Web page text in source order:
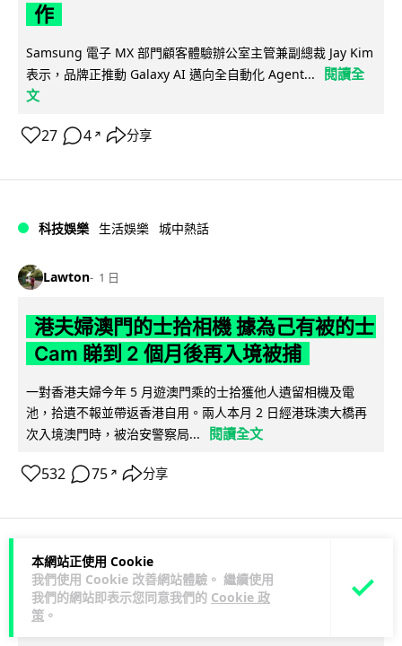
本網站正使用 Cookie
我們使用 Cookie 改善網站體驗。 繼續使用
我們的網站即表示您同意我們的 Cookie 政
策 。
作
Samsung 電子 MX 部門顧客體驗辦公室主管兼副總裁 Jay Kim
表示，品牌正推動 Galaxy AI 邁向全自動化 Agent...
閱讀全
文
27 4 ↗ 分享
科技娛樂 生活娛樂 城中熱話
Lawton 1 日
港夫婦澳門的士拾相機 據為己有被的士
Cam 睇到 2 個月後再入境被捕
一對香港夫婦今年 5 月遊澳門乘的士拾獲他人遺留相機及電
池，拾遺不報並帶返香港自用。兩人本月 2 日經港珠澳大橋再
次入境澳門時，被治安警察局...
閱讀全文
532 75 ↗ 分享
3C科技 家居無線
Vin